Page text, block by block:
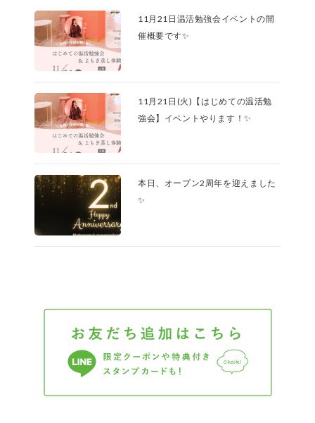
11月21日温活勉強会イベントの開
催概要です✨
11月21日(火)【はじめての温活勉
強会】イベントやります！✨
本日、オープン2周年を迎えました
✨